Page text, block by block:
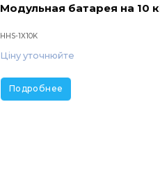
Модульная батарея на 10
HHS-1X10K
Ціну уточнюйте
Подробнее